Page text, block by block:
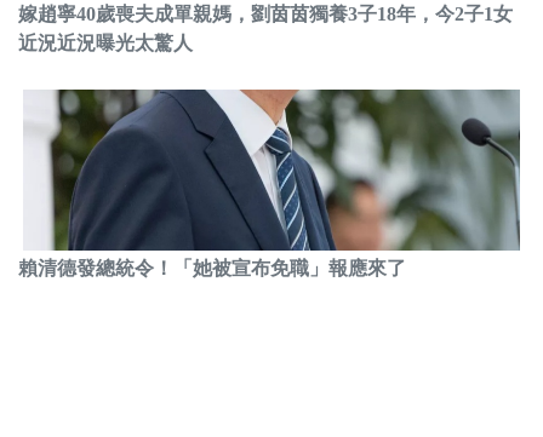
嫁趙寧40歲喪夫成單親媽，劉茵茵獨養3子18年，今2子1女
近況近況曝光太驚人
賴清德發總統令！「她被宣布免職」報應來了